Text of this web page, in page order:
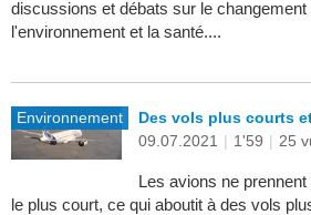
discussions et débats sur le changement
l'environnement et la santé....
Environnement
Des vols plus courts
09.07.2021 | 1'59 | 25
Les avions ne
le plus court, ce qui aboutit à des vols